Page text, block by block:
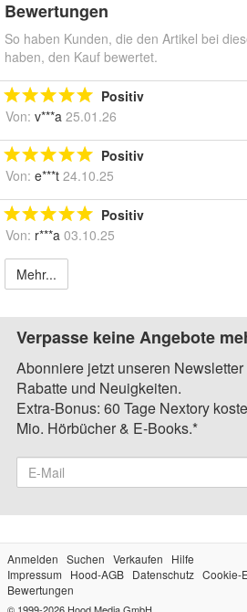
Bewertungen
So haben Kunden, die den Artikel bei
haben, den Kauf bewertet.
Positiv
Von: v***a 25.01.26
Positiv
Von: e***t 24.10.25
Positiv
Von: r***a 03.10.25
Mehr...
Verpasse keine Angebote
Abonniere jetzt unseren
Rabatte und Neuigkeiten.
Extra-Bonus: 60 Tage Nextory
Mio. Hörbücher & E-Books.*
Anmelden Suchen Verkaufen
Hilfe
Impressum
Hood-AGB Datenschutz Cookie-
Bewertungen
© 1999-2026 Hood Media GmbH